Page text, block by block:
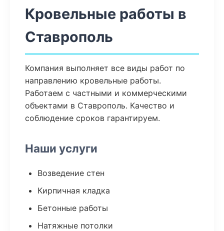
Кровельные работы в
Ставрополь
Компания выполняет все виды работ по
направлению кровельные работы.
Работаем с частными и коммерческими
объектами в Ставрополь. Качество и
соблюдение сроков гарантируем.
Наши услуги
Возведение стен
Кирпичная кладка
Бетонные работы
Натяжные потолки